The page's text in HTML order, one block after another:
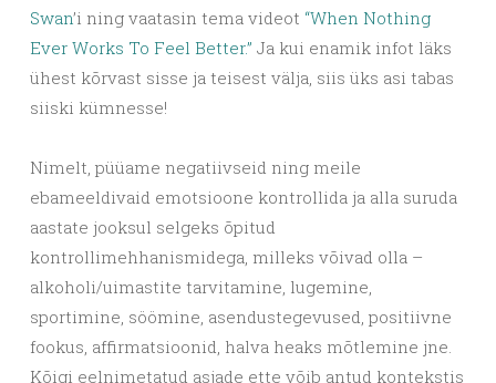
Swan’i ning vaatasin tema videot “When Nothing
Ever Works To Feel Better.” Ja kui enamik infot läks
ühest kõrvast sisse ja teisest välja, siis üks asi tabas
siiski kümnesse!
Nimelt, püüame negatiivseid ning meile
ebameeldivaid emotsioone kontrollida ja alla suruda
aastate jooksul selgeks õpitud
kontrollimehhanismidega, milleks võivad olla –
alkoholi/uimastite tarvitamine, lugemine,
sportimine, söömine, asendustegevused, positiivne
fookus, affirmatsioonid, halva heaks mõtlemine jne.
Kõigi eelnimetatud asjade ette võib antud kontekstis